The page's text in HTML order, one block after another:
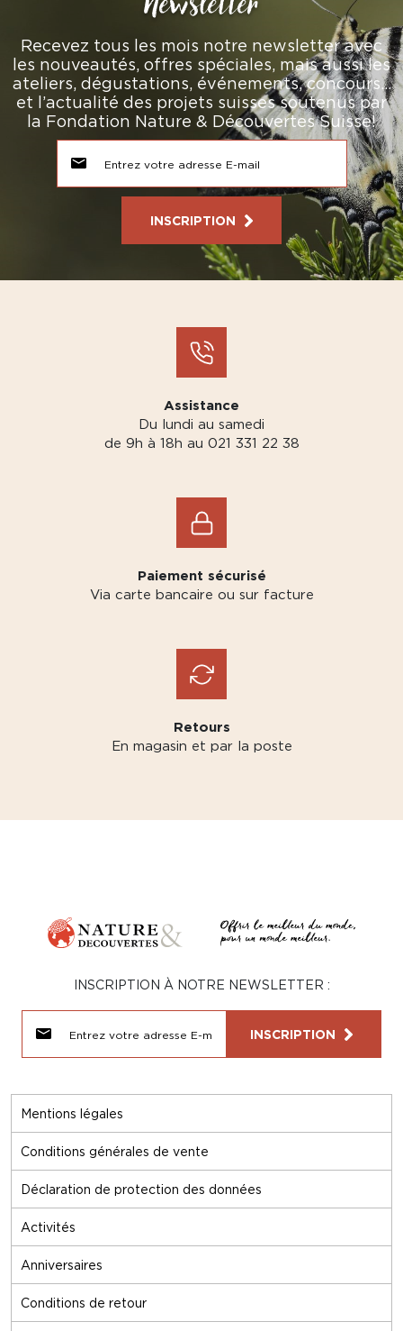
Recevez tous les mois notre newsletter avec
les nouveautés, offres spéciales, mais aussi les
ateliers, dégustations, événements, concours…
et l’actualité des projets suisses soutenus par
la Fondation Nature & Découvertes Suisse!
INSCRIPTION
Assistance
Du lundi au samedi
de 9h à 18h au 021 331 22 38
Paiement sécurisé
Via carte bancaire ou sur facture
Retours
En magasin et par la poste
Mentions légales
Conditions générales de vente
Déclaration de protection des données
Activités
Anniversaires
Conditions de retour
INSCRIPTION À NOTRE NEWSLETTER :
INSCRIPTION